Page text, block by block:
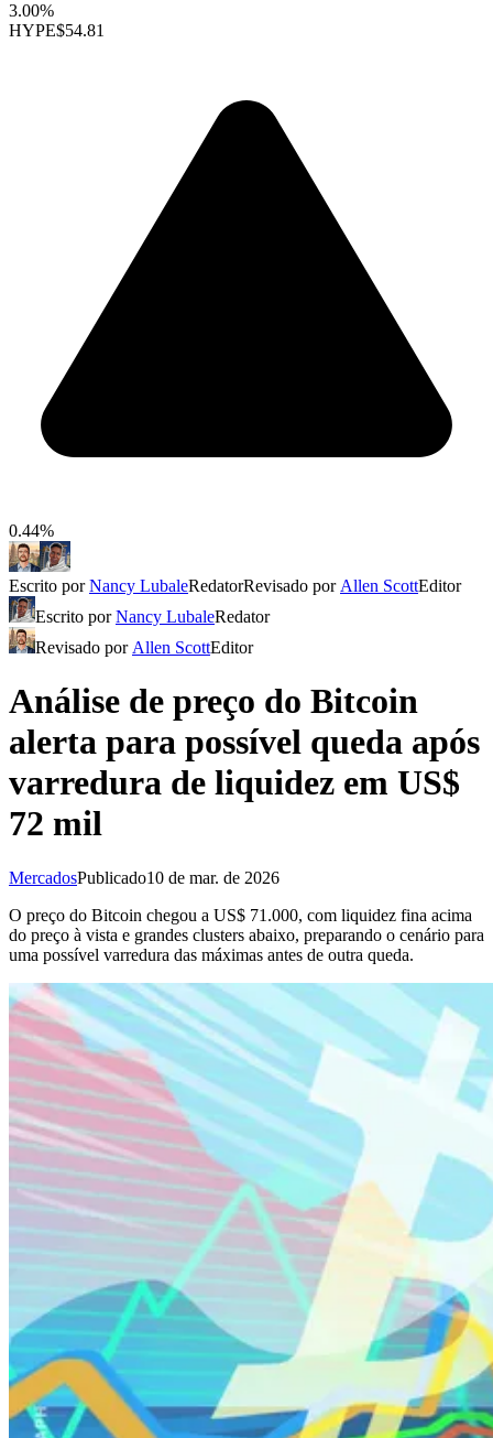
3.00%
HYPE$54.81
0.44%
Escrito porNancy LubaleRedatorRevisado por Allen ScottEditor
Escrito porNancy LubaleRedator
Revisado por Allen ScottEditor
Análise de preço do Bitcoin
alerta para possível queda após
varredura de liquidez em US$
72 mil
MercadosPublicado10 de mar. de 2026
O preço do Bitcoin chegou a US$ 71.000, com liquidez fina acima
do preço à vista e grandes clusters abaixo, preparando o cenário para
uma possível varredura das máximas antes de outra queda.